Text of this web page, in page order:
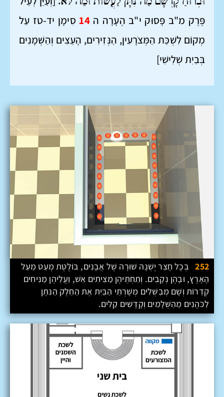
פֶּרֶק מ"ב פָּסוּק י"ב הֶעָרָה ה14 סִימָן יד-טז עַל
מְקוֹם לִשְׁכַּת הַמְּצֹרָעִין, הַנְּזִירִים, הָעֵצִים וְהַשְּׁמָנִים
בְּבַיִת שְׁלִישִׁי]
252 בְּכָל חָצֵר יֶשְׁנָהּ שׁוּרָה שֶׁל אֲבָנִים, בּוֹלֶטֶת מְעַט מֵעַל
הָאָרֶץ, וּבָהֶן נְקָבִים. וְתַחְתֵּיהֶן מַצִּיתִים אֵשׁ, וַעֲלֵיהֶן מַנִּיחִים
קְדֵרוֹת וְשָׁם מְבַשְּׁלִים מְשָׁרְתֵי הַבַּיִת אֶת הַחֵלֶק הַנִּתָּן
לַכֹּהֲנִים מֵהַשְּׁלָמִים וְקָדָשִׁים קַלִּים.